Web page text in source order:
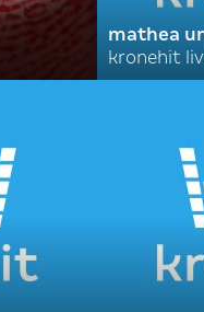
mathea
kronehit